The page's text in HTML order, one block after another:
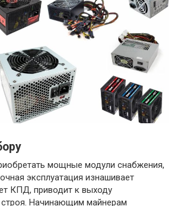
мощные модули снабжения,
эксплуатация изнашивает
КПД, приводит к выходу
Начинающим майнерам